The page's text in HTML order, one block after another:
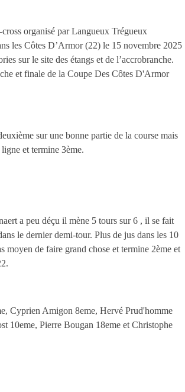
organisé par Langueux Trégueux
les Côtes D’Armor (22) le 15 novembre 2025
sur le site des étangs et de l’accrobranche.
et finale de la Coupe Des Côtes D'Armor
sur une bonne partie de la course mais
et termine 3ème.
a peu déçu il mène 5 tours sur 6 , il se fait
le dernier demi-tour. Plus de jus dans les 10
moyen de faire grand chose et termine 2ème et
Cyprien Amigon 8eme, Hervé Prud'homme
10eme, Pierre Bougan 18eme et Christophe